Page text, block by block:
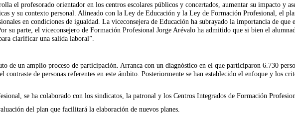
el profesorado orientador en los centros escolares públicos y concertados, aumentar su impacto y
y su contexto personal. Alineado con la Ley de Educación y la Ley de Formación Profesional, el
en condiciones de igualdad. La viceconsejera de Educación ha subrayado la importancia de
su parte, el viceconsejero de Formación Profesional Jorge Arévalo ha admitido que si bien el
clarificar una salida laboral”.
de un amplio proceso de participación. Arranca con un diagnóstico en el que participaron 6.730
de personas referentes en este ámbito. Posteriormente se han establecido el enfoque y los
se ha colaborado con los sindicatos, la patronal y los Centros Integrados de Formación
del plan que facilitará la elaboración de nuevos planes.